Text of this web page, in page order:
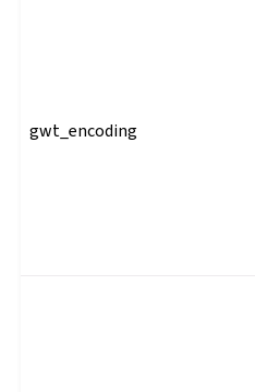
gwt_encoding